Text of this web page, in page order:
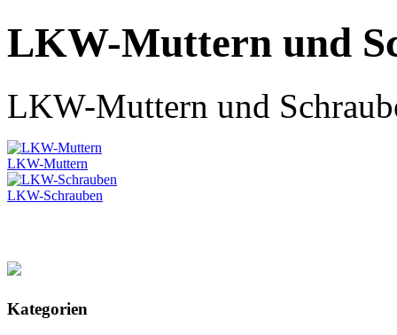
LKW-Muttern und
LKW-Muttern und
LKW-Muttern
LKW-Schrauben
Kategorien